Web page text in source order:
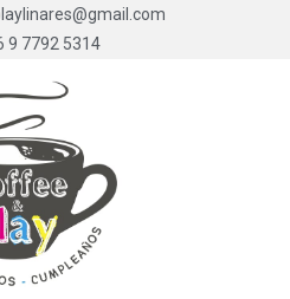
9 7792 5314